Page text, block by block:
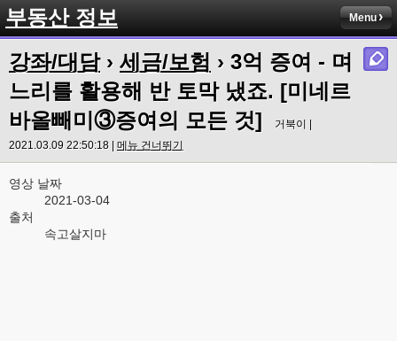
부동산 정보 Menu
강좌/대담› 세금/보험 › 3억 증여 - 며
느리를 활용해 반 토막 냈죠. [미네르
바올빼미③증여의 모든 것]
거북이 |
2021.03.09 22:50:18 | 메뉴 건너뛰기
영상 날짜
2021-03-04
출처
속고살지마